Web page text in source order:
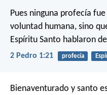
Pues ninguna profecía
voluntad humana, sino
Espíritu Santo hablaron
2 Pedro 1:21 profecía
Bienaventurado y santo